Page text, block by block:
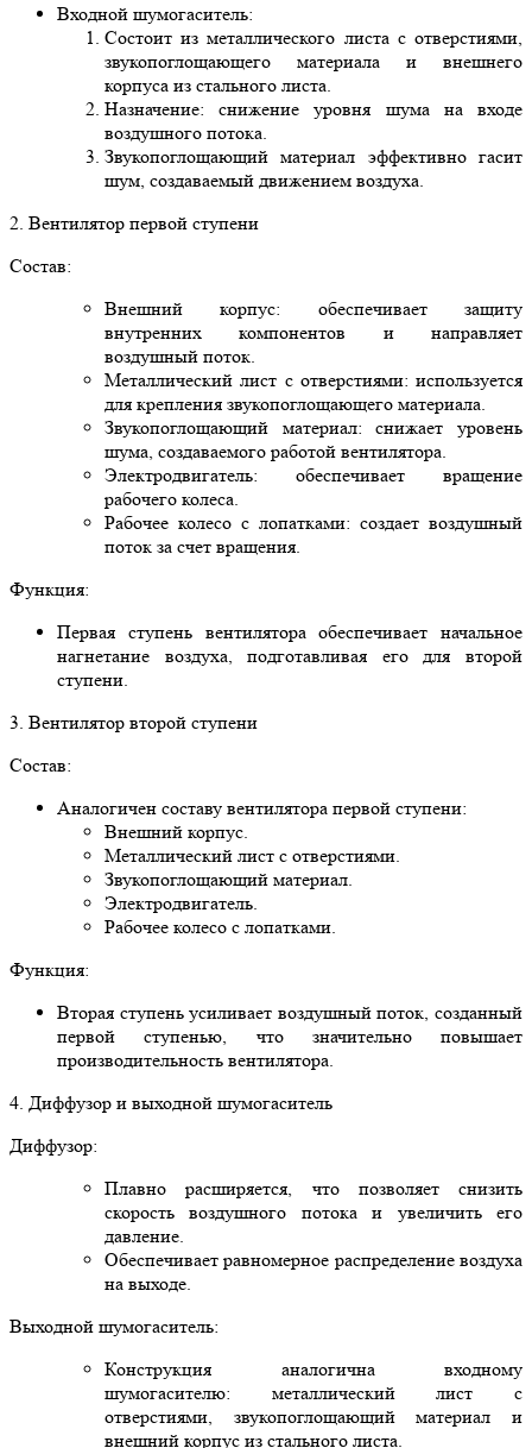
Входной шумогаситель:
Состоит из металлического листа с отверстиями,
звукопоглощающего материала и внешнего
корпуса из стального листа.
Назначение: снижение уровня шума на входе
воздушного потока.
Звукопоглощающий материал эффективно гасит
шум, создаваемый движением воздуха.
2. Вентилятор первой ступени
Состав:
Внешний корпус: обеспечивает защиту
внутренних компонентов и направляет
воздушный поток.
Металлический лист с отверстиями: используется
для крепления звукопоглощающего материала.
Звукопоглощающий материал: снижает уровень
шума, создаваемого работой вентилятора.
Электродвигатель: обеспечивает вращение
рабочего колеса.
Рабочее колесо с лопатками: создает воздушный
поток за счет вращения.
Функция:
Первая ступень вентилятора обеспечивает начальное
нагнетание воздуха, подготавливая его для второй
ступени.
3. Вентилятор второй ступени
Состав:
Аналогичен составу вентилятора первой ступени:
Внешний корпус.
Металлический лист с отверстиями.
Звукопоглощающий материал.
Электродвигатель.
Рабочее колесо с лопатками.
Функция:
Вторая ступень усиливает воздушный поток, созданный
первой ступенью, что значительно повышает
производительность вентилятора.
4. Диффузор и выходной шумогаситель
Диффузор:
Плавно расширяется, что позволяет снизить
скорость воздушного потока и увеличить его
давление.
Обеспечивает равномерное распределение воздуха
на выходе.
Выходной шумогаситель:
Конструкция аналогична входному
шумогасителю: металлический лист с
отверстиями, звукопоглощающий материал и
внешний корпус из стального листа.